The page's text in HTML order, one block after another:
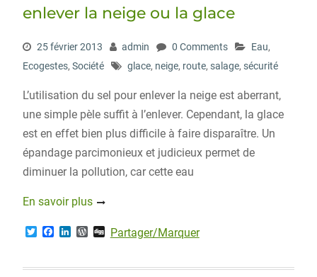
enlever la neige ou la glace
25 février 2013 admin 0 Comments Eau,
Ecogestes, Société glace, neige, route, salage, sécurité
L’utilisation du sel pour enlever la neige est aberrant,
une simple pèle suffit à l’enlever. Cependant, la glace
est en effet bien plus difficile à faire disparaître. Un
épandage parcimonieux et judicieux permet de
diminuer la pollution, car cette eau
En savoir plus
T
t
F
e
L
k
W
d
D
g
Partager/Marquer